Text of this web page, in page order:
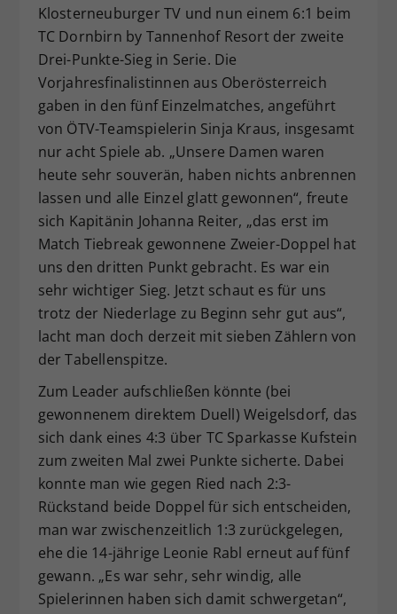
Klosterneuburger TV und nun einem 6:1 beim
TC Dornbirn by Tannenhof Resort der zweite
Drei-Punkte-Sieg in Serie. Die
Vorjahresfinalistinnen aus Oberösterreich
gaben in den fünf Einzelmatches, angeführt
von ÖTV-Teamspielerin Sinja Kraus, insgesamt
nur acht Spiele ab. „Unsere Damen waren
heute sehr souverän, haben nichts anbrennen
lassen und alle Einzel glatt gewonnen“, freute
sich Kapitänin Johanna Reiter, „das erst im
Match Tiebreak gewonnene Zweier-Doppel hat
uns den dritten Punkt gebracht. Es war ein
sehr wichtiger Sieg. Jetzt schaut es für uns
trotz der Niederlage zu Beginn sehr gut aus“,
lacht man doch derzeit mit sieben Zählern von
der Tabellenspitze.
Zum Leader aufschließen könnte (bei
gewonnenem direktem Duell) Weigelsdorf, das
sich dank eines 4:3 über TC Sparkasse Kufstein
zum zweiten Mal zwei Punkte sicherte. Dabei
konnte man wie gegen Ried nach 2:3-
Rückstand beide Doppel für sich entscheiden,
man war zwischenzeitlich 1:3 zurückgelegen,
ehe die 14-jährige Leonie Rabl erneut auf fünf
gewann. „Es war sehr, sehr windig, alle
Spielerinnen haben sich damit schwergetan“,